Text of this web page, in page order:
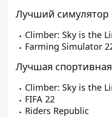
Лучший симулятор
Climber: Sky is the
Farming Simulator
Лучшая
Climber: Sky is the
FIFA 22
Riders Republic